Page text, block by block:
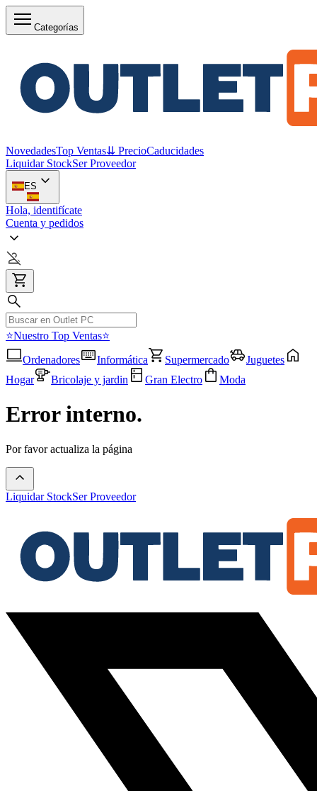
Categorías
NovedadesTop Ventas⇊ PrecioCaducidades
Liquidar StockSer Proveedor
ES
Hola, identifícate
Cuenta y pedidos
⭐Nuestro Top Ventas⭐
Ordenadores
Informática Supermercado
Juguetes
Hogar
Bricolaje y jardin Gran Electro Moda
Error interno.
Por favor actualiza la página
Liquidar StockSer Proveedor